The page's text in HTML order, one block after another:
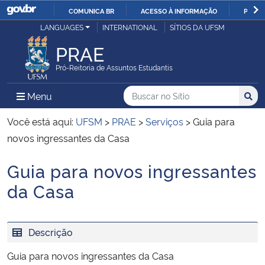
IR
COMUNICA BR ACESSO À INFORMAÇÃO
Ministério da Justiça e Segurança Pública
Ministério da Defesa
Ministério das Relações Exteriores
Ministério da Infraestrutura
LANGUAGES INTERNATIONAL SÍTIOS DA UFSM
PRAE
Pró-Reitoria de Assuntos Estudantis
Menu Menu Principal do Sítio
Busca
Buscar no no Sítio
Busca:
Você está aqui: UFSM > PRAE >Serviços >Guia para
novos ingressantes da Casa
Início do conteúdo
Guia para novos ingressantes
da Casa
Descrição
Guia para novos ingressantes da Casa